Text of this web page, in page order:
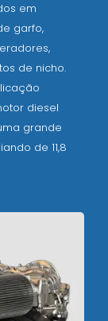
em
garfo,
de nicho.
diesel
grande
de 11,8